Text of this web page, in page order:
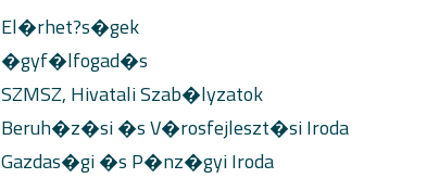
El�rhet?s�gek
�gyf�lfogad�s
SZMSZ, Hivatali Szab�lyzatok
Beruh�z�si �s V�rosfejleszt�si Iroda
Gazdas�gi �s P�nz�gyi Iroda